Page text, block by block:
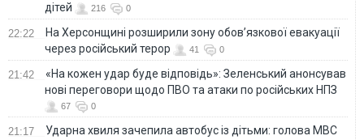
дітей
216 0
22:22
На Херсонщині розширили зону обов’язкової евакуації
через російський терор
41 0
21:42
«На кожен удар буде відповідь»: Зеленський анонсував
нові переговори щодо ПВО та атаки по російських НПЗ
67 0
21:17
Ударна хвиля зачепила автобус із дітьми: голова МВС